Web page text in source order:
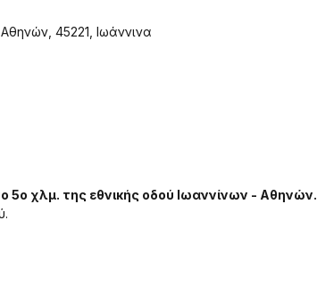
45221, Ιωάννινα
5ο χλμ. της εθνικής οδού Ιωαννίνων - Αθηνών.